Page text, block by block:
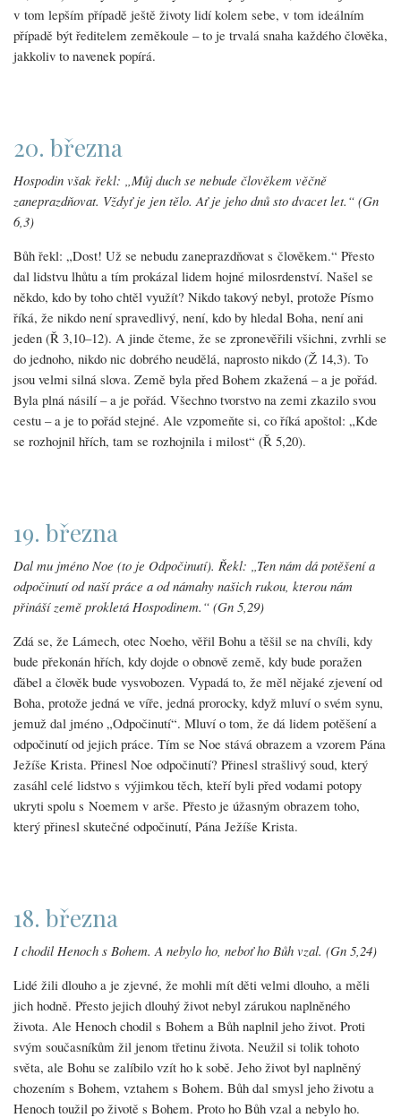
v tom lepším případě ještě životy lidí kolem sebe, v tom ideálním
případě být ředitelem zeměkoule – to je trvalá snaha každého člověka,
jakkoliv to navenek popírá.
20. března
Hospodin však řekl: „Můj duch se nebude člověkem věčně
zaneprazdňovat. Vždyť je jen tělo. Ať je jeho dnů sto dvacet let.“ (Gn
6,3)
Bůh řekl: „Dost! Už se nebudu zaneprazdňovat s člověkem.“ Přesto
dal lidstvu lhůtu a tím prokázal lidem hojné milosrdenství. Našel se
někdo, kdo by toho chtěl využít? Nikdo takový nebyl, protože Písmo
říká, že nikdo není spravedlivý, není, kdo by hledal Boha, není ani
jeden (Ř 3,10–12). A jinde čteme, že se zpronevěřili všichni, zvrhli se
do jednoho, nikdo nic dobrého neudělá, naprosto nikdo (Ž 14,3). To
jsou velmi silná slova. Země byla před Bohem zkažená – a je pořád.
Byla plná násilí – a je pořád. Všechno tvorstvo na zemi zkazilo svou
cestu – a je to pořád stejné. Ale vzpomeňte si, co říká apoštol: „Kde
se rozhojnil hřích, tam se rozhojnila i milost“ (Ř 5,20).
19. března
Dal mu jméno Noe (to je Odpočinutí). Řekl: „Ten nám dá potěšení a
odpočinutí od naší práce a od námahy našich rukou, kterou nám
přináší země prokletá Hospodinem.“ (Gn 5,29)
Zdá se, že Lámech, otec Noeho, věřil Bohu a těšil se na chvíli, kdy
bude překonán hřích, kdy dojde o obnově země, kdy bude poražen
ďábel a člověk bude vysvobozen. Vypadá to, že měl nějaké zjevení od
Boha, protože jedná ve víře, jedná prorocky, když mluví o svém synu,
jemuž dal jméno „Odpočinutí“. Mluví o tom, že dá lidem potěšení a
odpočinutí od jejich práce. Tím se Noe stává obrazem a vzorem Pána
Ježíše Krista. Přinesl Noe odpočinutí? Přinesl strašlivý soud, který
zasáhl celé lidstvo s výjimkou těch, kteří byli před vodami potopy
ukryti spolu s Noemem v arše. Přesto je úžasným obrazem toho,
který přinesl skutečné odpočinutí, Pána Ježíše Krista.
18. března
I chodil Henoch s Bohem. A nebylo ho, neboť ho Bůh vzal. (Gn 5,24)
Lidé žili dlouho a je zjevné, že mohli mít děti velmi dlouho, a měli
jich hodně. Přesto jejich dlouhý život nebyl zárukou naplněného
života. Ale Henoch chodil s Bohem a Bůh naplnil jeho život. Proti
svým současníkům žil jenom třetinu života. Neužil si tolik tohoto
světa, ale Bohu se zalíbilo vzít ho k sobě. Jeho život byl naplněný
chozením s Bohem, vztahem s Bohem. Bůh dal smysl jeho životu a
Henoch toužil po životě s Bohem. Proto ho Bůh vzal a nebylo ho.